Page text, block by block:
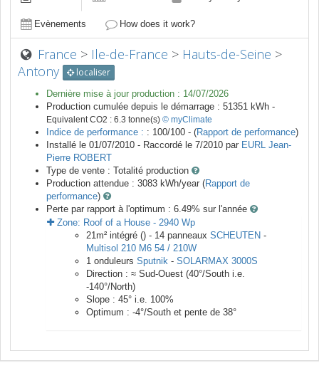
Evènements How does it work?
France > Ile-de-France > Hauts-de-Seine >
Antony
localiser
Dernière mise à jour production : 14/07/2026
Production cumulée depuis le démarrage : 51351 kWh -
Equivalent CO2 : 6.3 tonne(s) © myClimate
Indice de performance : : 100/100 - (Rapport de performance)
Installé le 01/07/2010 - Raccordé le 7/2010 par EURL Jean-
Pierre ROBERT
Type de vente : Totalité production
Production attendue : 3083 kWh/year (Rapport de
performance)
Perte par rapport à l'optimum : 6.49% sur l'année
Zone: Roof of a House - 2940 Wp
21m² intégré () - 14 panneaux SCHEUTEN -
Multisol 210 M6 54 / 210W
1 onduleurs Sputnik - SOLARMAX 3000S
Direction : ≈ Sud-Ouest (40°/South i.e.
-140°/North)
Slope : 45° i.e. 100%
Optimum : -4°/South et pente de 38°